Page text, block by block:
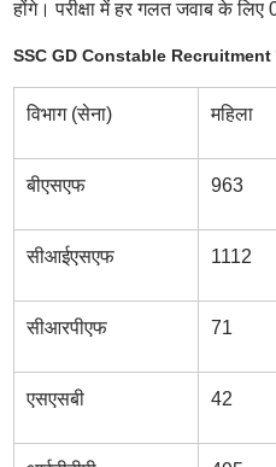
होंगे। परीक्षा में हर गलत जवाब के लिए
SSC GD Constable Recruitment
विभाग (सेना) महिला
बीएसएफ 963
सीआईएसएफ 1112
सीआरपीएफ 71
एसएसबी 42